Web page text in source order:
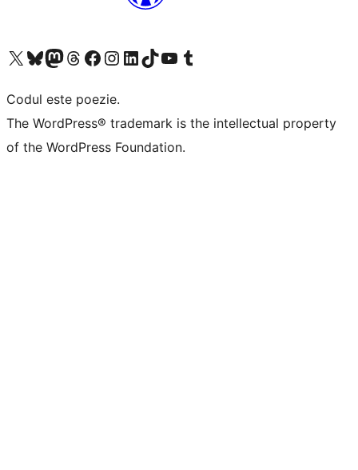
Mergi la contul nostru X (fost Twitter)
Vizitează contul nostru Bluesky
Vizitează contul nostru Mastodon
Vizitează contul nostru Threads
Vizitează pagina noastră Facebook
Vizitează-ne pe Instagram
Vizitează-ne pe LinkedIn
Vizitează contul nostru TikTok
Vizitează canalul nostru YouTube
Vizitează contul nostru Tumblr
Codul este poezie.
The WordPress® trademark is the intellectual property
of the WordPress Foundation.